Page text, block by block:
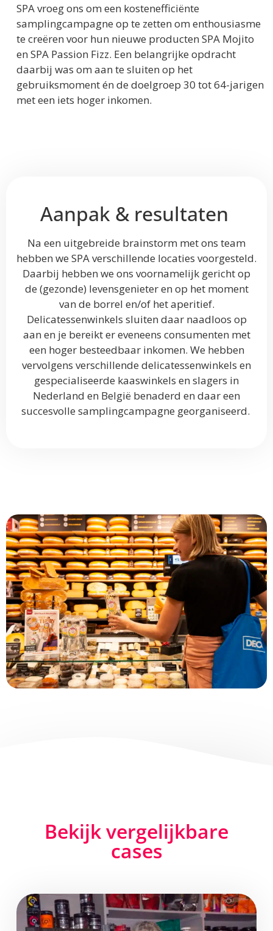
SPA vroeg ons om een kostenefficiënte
samplingcampagne op te zetten om enthousiasme
te creëren voor hun nieuwe producten SPA Mojito
en SPA Passion Fizz. Een belangrijke opdracht
daarbij was om aan te sluiten op het
gebruiksmoment én de doelgroep 30 tot 64-jarigen
met een iets hoger inkomen.
Aanpak & resultaten
Na een uitgebreide brainstorm met ons team
hebben we SPA verschillende locaties voorgesteld.
Daarbij hebben we ons voornamelijk gericht op
de (gezonde) levensgenieter en op het moment
van de borrel en/of het aperitief.
Delicatessenwinkels sluiten daar naadloos op
aan en je bereikt er eveneens consumenten met
een hoger besteedbaar inkomen. We hebben
vervolgens verschillende delicatessenwinkels en
gespecialiseerde kaaswinkels en slagers in
Nederland en België benaderd en daar een
succesvolle samplingcampagne georganiseerd.
Bekijk vergelijkbare
cases